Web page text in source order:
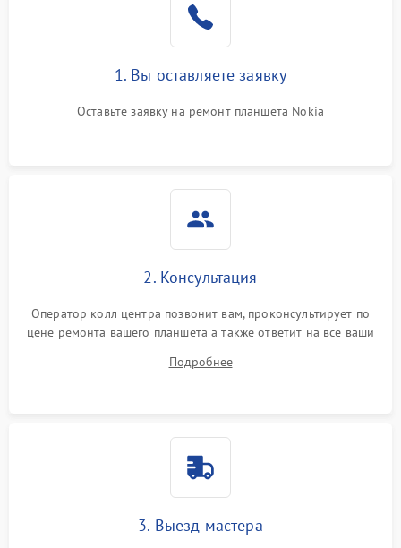
1. Вы оставляете заявку
Оставьте заявку на ремонт планшета Nokia
2. Консультация
Оператор колл центра позвонит вам, проконсультирует по
цене ремонта вашего планшета а также ответит на все ваши
Подробнее
3. Выезд мастера